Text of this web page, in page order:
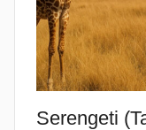
Serengeti